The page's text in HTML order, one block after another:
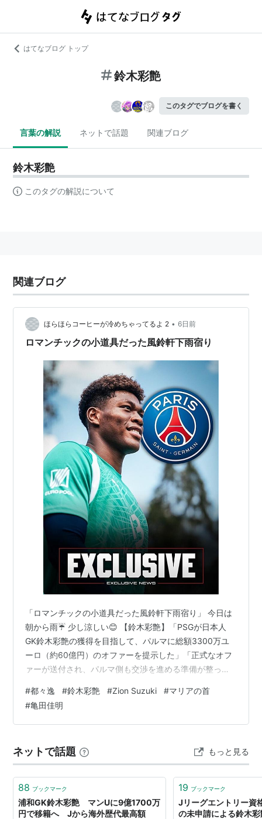
はてなブログ トップ
鈴木彩艶
このタグでブログを書く
言葉の解説 ネットで話題 関連ブログ
鈴木彩艶
このタグの解説について
関連ブログ
ほらほらコーヒーが冷めちゃってるよ 2 • 6日前
ロマンチックの小道具だった風鈴軒下雨宿り
「ロマンチックの小道具だった風鈴軒下雨宿り」 今日は
朝から雨☔ 少し涼しい😊 【鈴木彩艶】「PSGが日本人
GK鈴木彩艶の獲得を目指して、パルマに総額3300万ユ
ーロ（約60億円）のオファーを提示した」「正式なオフ
ァーが送付され、パルマ側も交渉を進める準備が整った
「またPSGは鈴木に対して、（PSGの実質的な第2GK）
シュヴァリエの去就を見据えた上で、クラブのプロジェ
クトについて説明を行っている」交渉成立間近だと （移
🚨🔴🔵 EXCLUSIVE: Paris Saint-Germain se…
#都々逸 #鈴木彩艶 #Zion Suzuki #マリアの首
#亀田佳明
ネットで話題 もっと見る
88 ブックマーク
浦和GK鈴木彩艶 マンUに9億1700万
円で移籍へ Jから海外歴代最高額
19 ブックマーク
Jリーグエントリー資
の未申請による鈴木